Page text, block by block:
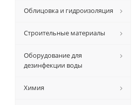
Облицовка и гидроизоляция
Строительные материалы
Оборудование для
дезинфекции воды
Химия